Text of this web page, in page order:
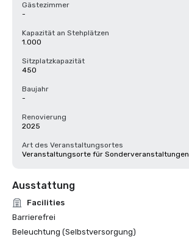
Gästezimmer
-
Kapazität an Stehplätzen
1.000
Sitzplatzkapazität
450
Baujahr
-
Renovierung
2025
Art des Veranstaltungsortes
Veranstaltungsorte für Sonderveranstaltungen
Ausstattung
Facilities
Barrierefrei
Beleuchtung (Selbstversorgung)